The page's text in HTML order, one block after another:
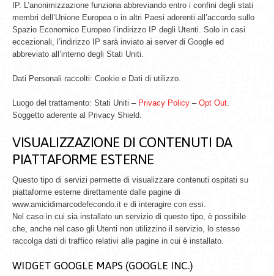
IP. L’anonimizzazione funziona abbreviando entro i confini degli stati
membri dell’Unione Europea o in altri Paesi aderenti all’accordo sullo
Spazio Economico Europeo l’indirizzo IP degli Utenti. Solo in casi
eccezionali, l’indirizzo IP sarà inviato ai server di Google ed
abbreviato all’interno degli Stati Uniti.
Dati Personali raccolti: Cookie e Dati di utilizzo.
Luogo del trattamento: Stati Uniti – Privacy Policy – Opt Out.
Soggetto aderente al Privacy Shield.
VISUALIZZAZIONE DI CONTENUTI DA
PIATTAFORME ESTERNE
Questo tipo di servizi permette di visualizzare contenuti ospitati su
piattaforme esterne direttamente dalle pagine di
www.amicidimarcodefecondo.it e di interagire con essi.
Nel caso in cui sia installato un servizio di questo tipo, è possibile
che, anche nel caso gli Utenti non utilizzino il servizio, lo stesso
raccolga dati di traffico relativi alle pagine in cui è installato.
WIDGET GOOGLE MAPS (GOOGLE INC.)